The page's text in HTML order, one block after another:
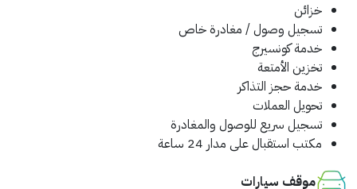
خزائن
تسجيل وصول / مغادرة خاص
خدمة كونسيرج
تخزين الأمتعة
خدمة حجز التذاكر
تحويل العملات
تسجيل سريع للوصول والمغادرة
مكتب استقبال على مدار 24 ساعة
موقف سيارات